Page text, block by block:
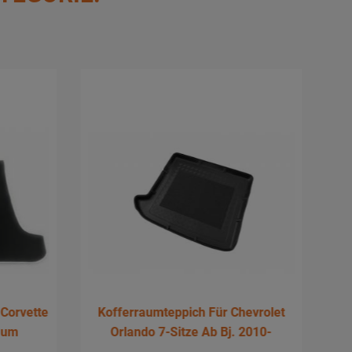
Kofferraumteppich Für Chevrolet
Orlando 7-Sitze Ab Bj. 2010-